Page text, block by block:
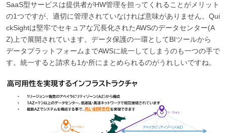
SaaS型サービスは提供者がHW管理を担ってくれることがメリット
の1つですが、適切に管理されていなければ意味がありません。Qui
ckSightは堅牢でセキュアな冗長化されたAWSのデータセンター(A
Z)上で展開されています。データ保護の一環としてBIツールから
データプラットフォームまでAWSに統一してしまうのも一つの手で
す。統一すると請求も1か所にまとめられるのがうれしいですね。